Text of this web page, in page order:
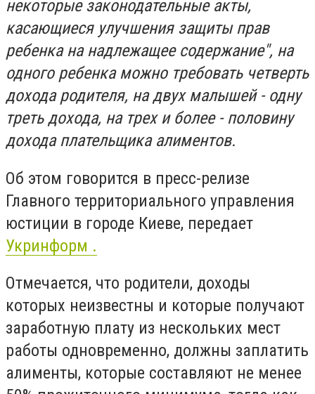
некоторые законодательные акты,
касающиеся улучшения защиты прав
ребенка на надлежащее содержание", на
одного ребенка можно требовать четверть
дохода родителя, на двух малышей - одну
треть дохода, на трех и более - половину
дохода плательщика алиментов.
Об этом говорится в пресс-релизе
Главного территориального управления
юстиции в городе Киеве, передает
Укринформ .
Отмечается, что родители, доходы
которых неизвестны и которые получают
заработную плату из нескольких мест
работы одновременно, должны заплатить
алименты, которые составляют не менее